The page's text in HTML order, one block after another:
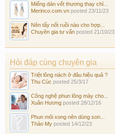
Miếng dán vết thương thay chỉ...
Merinco.com.vn posted 23/11/23
Nên tẩy nốt ruồi nào cho hợp...
Chuyên gia tư vấn posted 21/10/23
Hỏi đáp cùng chuyên gia
Triệt lông nách ở đâu hiệu quả ?
Thu Cúc posted 25/3/17
Công nghệ phun lông mày cho...
Xuân Hương posted 28/12/16
Phun môi xong nên dùng son...
Thảo My posted 14/12/23